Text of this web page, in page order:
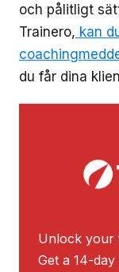
och pålitligt
Trainero, kan
du får dina
Unlock your
Get a 14-